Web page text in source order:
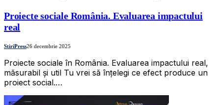
Proiecte sociale România. Evaluarea impactului
real
StiriPress26 decembrie 2025
Proiecte sociale în România. Evaluarea impactului real,
măsurabil și util Tu vrei să înțelegi ce efect produce un
proiect social.…